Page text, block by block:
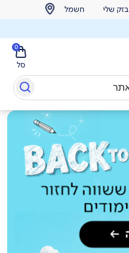
בזק שלי חשמל
סל
0